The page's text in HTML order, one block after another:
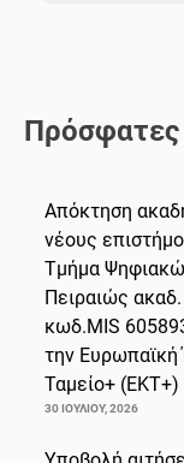
Πρόσφατες
Απόκτηση
νέους
Τμήμα
Πειραιώς
κωδ.MIS
την
Ταμείο+
30 ΙΟΥΛΊΟΥ, 2026